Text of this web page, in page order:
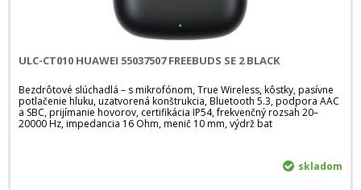
ULC-CT010 HUAWEI 55037507 FREEBUDS SE 2 BLACK
Bezdrôtové slúchadlá – s mikrofónom, True Wireless, kôstky, pasívne
potlačenie hluku, uzatvorená konštrukcia, Bluetooth 5.3, podpora AAC
a SBC, prijímanie hovorov, certifikácia IP54, frekvenčný rozsah 20–
20000 Hz, impedancia 16 Ohm, menič 10 mm, výdrž bat
skladom